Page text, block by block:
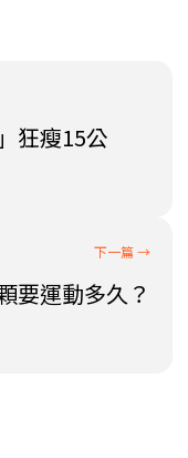
狂瘦15公
要運動多久？